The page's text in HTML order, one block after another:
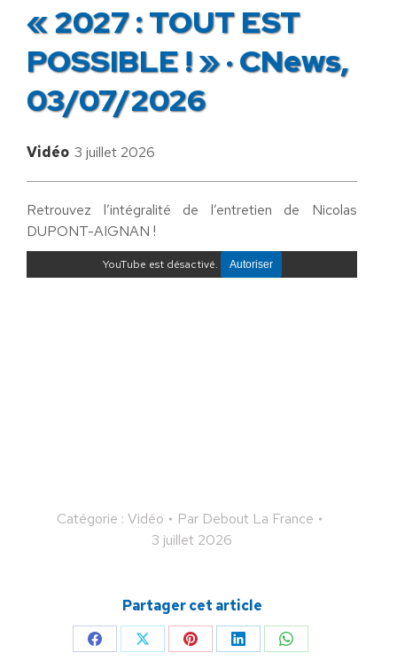
« 2027 : TOUT EST
POSSIBLE ! » · CNews,
03/07/2026
Vidéo 3 juillet 2026
Retrouvez l’intégralité de l’entretien de Nicolas
DUPONT-AIGNAN !
YouTube est désactivé. Autoriser
Catégorie : Vidéo Par Debout La France
3 juillet 2026
Partager cet article
PartagerPartagerPartagerPartagerPartager